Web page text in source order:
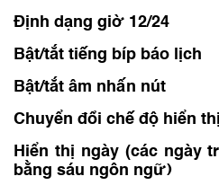
Định dạng giờ 12/24
Bật/tắt tiếng bíp báo lịch
Bật/tắt âm nhấn nút
Chuyển đổi chế độ hiển
Hiển thị ngày (các ngày
bằng sáu ngôn ngữ)